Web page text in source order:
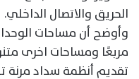
الحريق والاتصال الداخلي.
مربعًا ومساحات اخرى